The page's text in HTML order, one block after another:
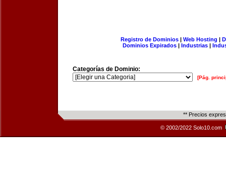
Registro de Dominios| Web Hosting |
Dominios Expirados | Industrias |
Categorías de Dominio:
[Pág.
** Precios
© 2002/2022 Solo10.com